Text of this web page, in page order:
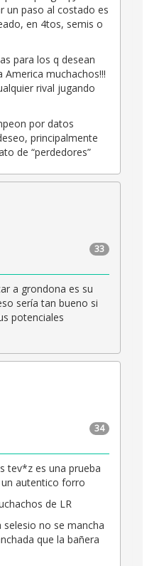
un paso al costado es
en 4tos, semis o
para los q desean
America muchachos!!!
rival jugando
por datos
principalmente
de “perdedores”
33
a grondona es su
sería tan bueno si
potenciales
34
tev*z es una prueba
autentico forro
de LR
no se mancha
que la bañera